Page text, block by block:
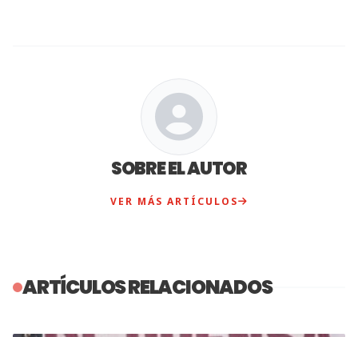
SOBRE EL AUTOR
VER MÁS ARTÍCULOS
ARTÍCULOS RELACIONADOS